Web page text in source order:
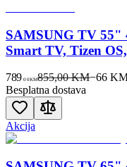
SAMSUNG TV 55"
Smart TV, Tizen
789 00KM855,00 KM−66
Besplatna dostava
Akcija